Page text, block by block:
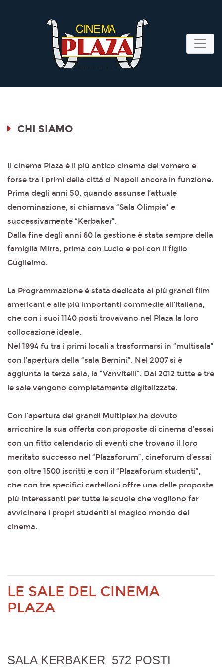
CHI SIAMO
Il cinema Plaza è il più antico cinema del vomero e
forse tra i primi della città di Napoli ancora in funzione.
Prima degli anni 50, quando assunse l’attuale
denominazione, si chiamava “Sala Olimpia” e
successivamente “Kerbaker”.
Dalla fine degli anni 60 la gestione è stata sempre della
famiglia Mirra, prima con Lucio e poi con il figlio
Guglielmo.
La Programmazione è stata dedicata ai più grandi film
americani e alle più importanti commedie all’italiana,
che con i suoi 1140 posti trovavano nel Plaza la loro
collocazione ideale.
Nel 1994 fu tra i primi locali a trasformarsi in “multisala”
con l’apertura della “sala Bernini”. Nel 2007 si è
aggiunta la terza sala, la “Vanvitelli”. Dal 2012 tutte e tre
le sale vengono completamente digitalizzate.
Con l’apertura dei grandi Multiplex ha dovuto
arricchire la sua offerta con proposte di cinema d’essai
con un fitto calendario di eventi che trovano il loro
meritato successo nel “Plazaforum”, cineforum d’essai
con oltre 1500 iscritti e con il “Plazaforum studenti”,
che con tre specifici cartelloni offre una delle proposte
più interessanti per tutte le scuole che vogliono far
avvicinare i propri studenti al magico mondo del
cinema.
LE SALE DEL CINEMA
PLAZA
SALA KERBAKER 572 POSTI